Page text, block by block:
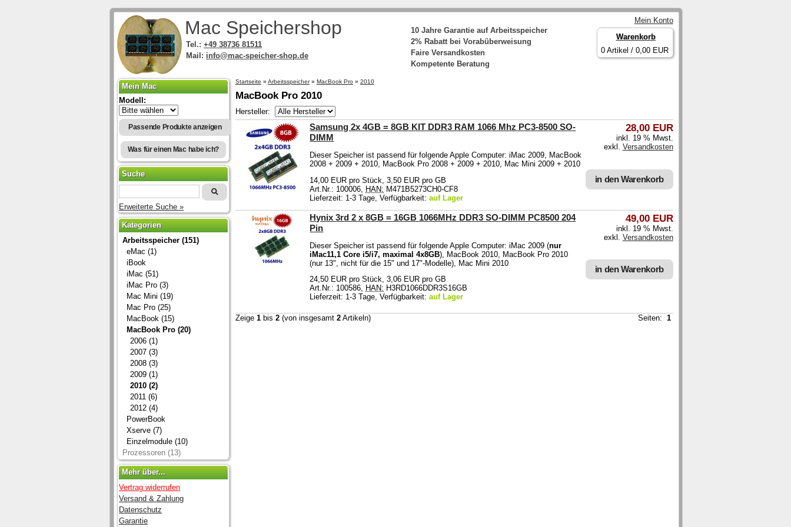
Startseite » Arbeitsspeicher» MacBook Pro» 2010
MacBook Pro 2010
Hersteller:
Samsung 2x 4GB = 8GB KIT DDR3 RAM 1066 Mhz PC3-8500 SO-
DIMM
Dieser Speicher ist passend für folgende Apple Computer: iMac 2009, MacBook
2008 + 2009 + 2010, MacBook Pro 2008 + 2009 + 2010, Mac Mini 2009 + 2010
14,00 EUR pro Stück, 3,50 EUR pro GB
Art.Nr.: 100006,
HAN: M471B5273CH0-CF8
Lieferzeit: 1-3 Tage, Verfügbarkeit:auf Lager
28,00 EUR
inkl. 19 % Mwst.
exkl. Versandkosten
in den Warenkorb
Hynix 3rd 2 x 8GB = 16GB 1066MHz DDR3 SO-DIMM PC8500 204
Pin
Dieser Speicher ist passend für folgende Apple Computer: iMac 2009 (nur
iMac11,1 Core i5/i7, maximal 4x8GB), MacBook 2010, MacBook Pro 2010
(nur 13", nicht für die 15" und 17"-Modelle), Mac Mini 2010
24,50 EUR pro Stück, 3,06 EUR pro GB
Art.Nr.: 100586, HAN: H3RD1066DDR3S16GB
Lieferzeit: 1-3 Tage, Verfügbarkeit:auf Lager
49,00 EUR
inkl. 19 % Mwst.
exkl. Versandkosten
in den Warenkorb
Zeige 1bis 2(von insgesamt 2Artikeln) Seiten: 1
Mein Mac
Modell:
Passende Produkte anzeigen
Was für einen Mac habe ich?
Suche
Erweiterte Suche »
Kategorien
Arbeitsspeicher (151)
eMac (1)
iBook
iMac (51)
iMac Pro (3)
Mac Mini (19)
Mac Pro (25)
MacBook (15)
MacBook Pro (20)
2006 (1)
2007 (3)
2008 (3)
2009 (1)
2010 (2)
2011 (6)
2012 (4)
PowerBook
Xserve (7)
Einzelmodule (10)
Prozessoren (13)
Mehr über...
Vertrag widerrufen
Versand & Zahlung
Datenschutz
Garantie
Mac Speichershop
Tel.: +49 38736 81511
Mail: info@mac-speicher-shop.de
Mein Konto
10 Jahre Garantie auf Arbeitsspeicher
2% Rabatt bei Vorabüberweisung
Faire Versandkosten
Kompetente Beratung
Warenkorb
0 Artikel / 0,00 EUR